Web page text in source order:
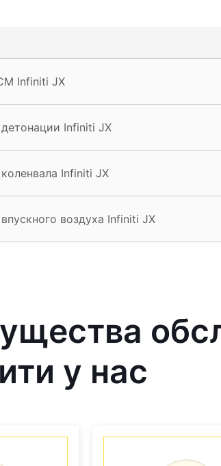
Infiniti JX
Infiniti JX
Infiniti JX
воздуха Infiniti JX
у нас